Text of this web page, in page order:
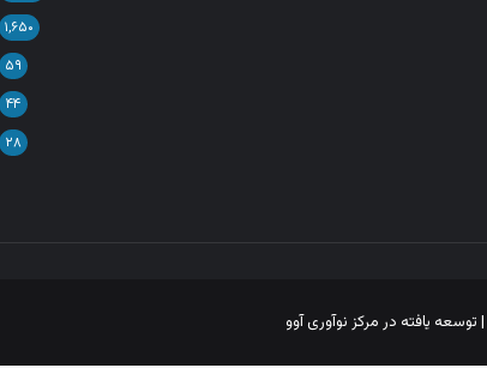
۱,۶۵۰
۵۹
۴۴
۲۸
| توسعه یافته در مرکز نوآوری آوو